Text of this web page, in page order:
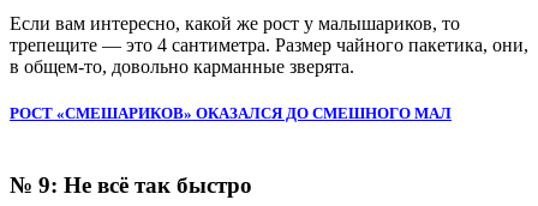
Если вам интересно, какой же рост у малышариков, то
трепещите — это 4 сантиметра. Размер чайного пакетика, они,
в общем-то, довольно карманные зверята.
РОСТ «СМЕШАРИКОВ» ОКАЗАЛСЯ ДО СМЕШНОГО МАЛ
№ 9: Не всё так быстро